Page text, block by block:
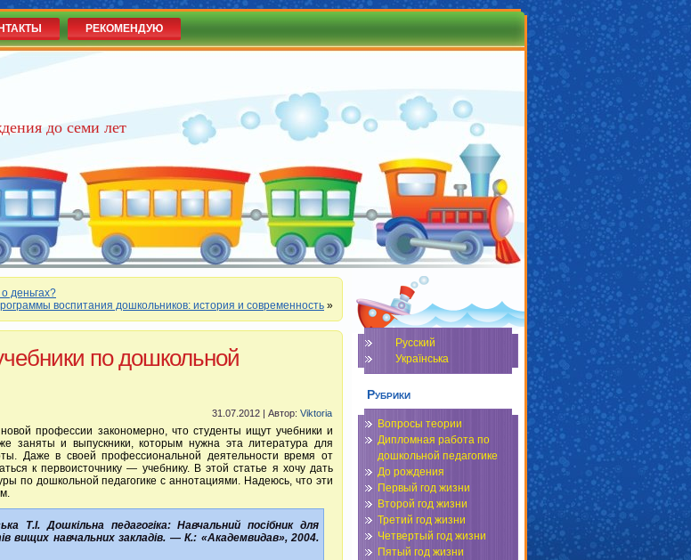
до семи лет
РЕКОМЕНДУЮ
деньгах?
воспитания дошкольников: история и современность »
по дошкольной
31.07.2012 | Автор: Viktoria
профессии закономерно, что студенты ищут учебники и
заняты и выпускники, которым нужна эта литература для
Даже в своей профессиональной деятельности время от
к первоисточнику — учебнику. В этой статье я хочу дать
по дошкольной педагогике с аннотациями. Надеюсь, что эти
Т.І. Дошкільна педагогіка: Навчальний посібник для
вищих навчальних закладів. — К.: «Академвидав», 2004.
Русский
Українська
Рубрики
Вопросы теории
Дипломная работа по
дошкольной педагогике
До рождения
Первый год жизни
Второй год жизни
Третий год жизни
Четвертый год жизни
Пятый год жизни